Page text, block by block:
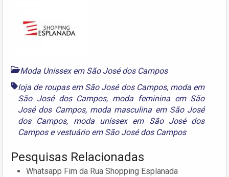
Moda Unissex em São José dos Campos
loja de roupas em São José dos Campos, moda em
São José dos Campos, moda feminina em São
José dos Campos, moda masculina em São José
dos Campos, moda unissex em São José dos
Campose vestuário em São José dos Campos
Pesquisas Relacionadas
Whatsapp Fim da Rua Shopping Esplanada